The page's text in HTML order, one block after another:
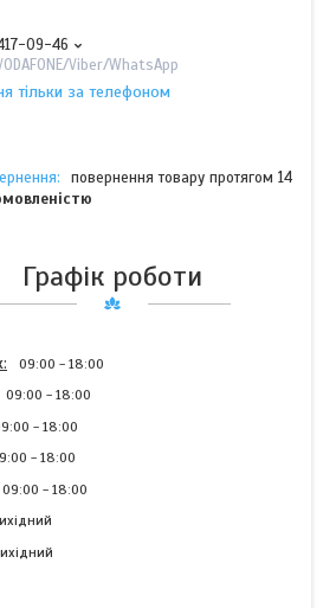
09-46
Viber/WhatsApp
тільки за телефоном
повернення товару протягом 14
Графік роботи
09:00 18:00
09:00 18:00
18:00
18:00
09:00 18:00